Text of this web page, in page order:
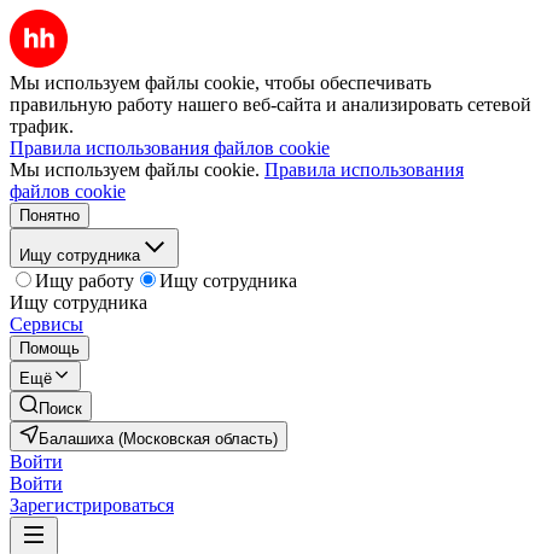
Мы используем файлы cookie, чтобы обеспечивать
правильную работу нашего веб-сайта и анализировать сетевой
трафик.
Правила использования файлов cookie
Мы используем файлы cookie. Правила использования
файлов cookie
Понятно
Ищу сотрудника
Ищу работу
Ищу сотрудника
Ищу сотрудника
Сервисы
Помощь
Ещё
Поиск
Балашиха (Московская область)
Войти
Войти
Зарегистрироваться